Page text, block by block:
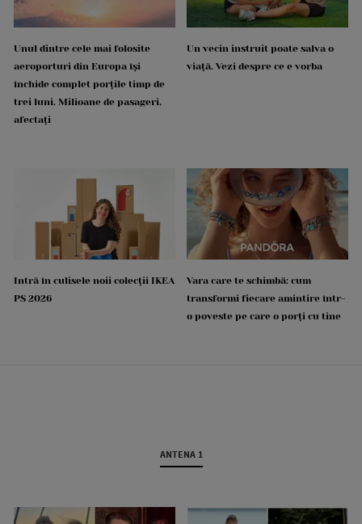
Unul dintre cele mai folosite
aeroporturi din Europa își
închide complet porțile timp de
trei luni. Milioane de pasageri,
afectați
Un vecin instruit poate salva o
viață. Vezi despre ce e vorba
Intră în culisele noii colecții IKEA
PS 2026
Vara care te schimbă: cum
transformi fiecare amintire într-
o poveste pe care o porți cu tine
ANTENA 1